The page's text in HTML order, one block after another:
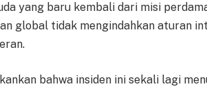
yang baru kembali dari misi
global tidak mengindahkan aturan
bahwa insiden ini sekali lagi